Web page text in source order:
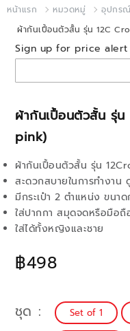
หน้าแรก หมวดหมู่ อุปกร
ผ้ากันเปื้อนตัวสั้น รุ่น 12C
ผ้ากันเปื้อนตัวสั้น รุ่
pink)
฿498
ผ้ากันเปื้อนตัวสั้น รุ่น
สะดวกสบายในการทำงาน
มีกระเป๋า 2 ตำแหน่ง ขนา
ใส่ปากกา สมุดจดหรือมือถื
ใส่ได้ทั้งหญิงและชาย
Sign up for price alert
ชุด Set of 1